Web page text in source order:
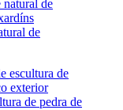
de
de pedra de